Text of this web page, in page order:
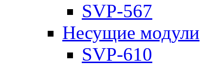
SVP-567
Несущие модули
SVP-610